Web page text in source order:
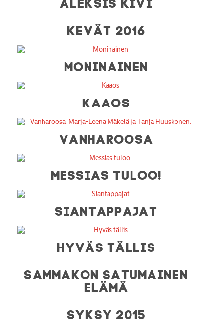
KEVÄT 2016
MONINAINEN
KAAOS
VANHAROOSA
MESSIAS TULOO!
SIANTAPPAJAT
HYVÄS TÄLLIS
SAMMAKON SATUMAINEN
ELÄMÄ
SYKSY 2015